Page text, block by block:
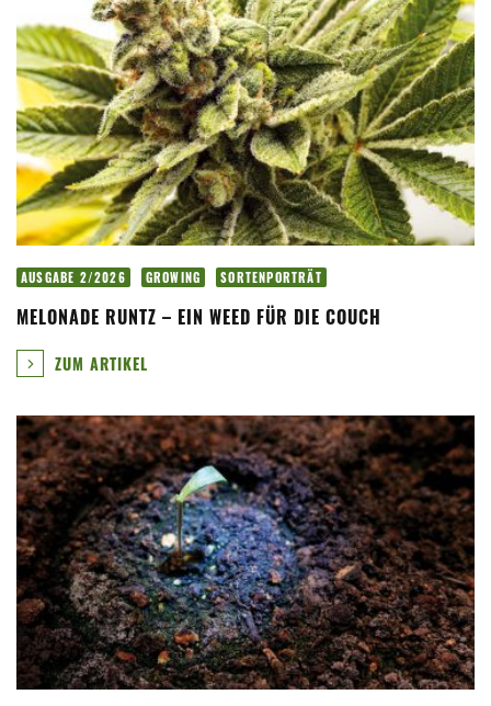
AUSGABE 2/2026 GROWING SORTENPORTRÄT
MELONADE RUNTZ – EIN WEED FÜR DIE COUCH
ZUM ARTIKEL